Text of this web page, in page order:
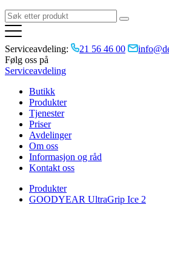
Serviceavdeling: 21 56 46 00
Følg oss på
Serviceavdeling
Butikk
Produkter
Tjenester
Priser
Avdelinger
Om oss
Informasjon og råd
Kontakt oss
Produkter
GOODYEAR UltraGrip Ice 2